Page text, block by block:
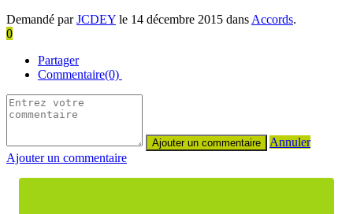
Demandé parJCDEY le 14 décembre 2015 dans Accords.
0
Partager
Commentaire(0)
Annuler
Ajouter un commentaire